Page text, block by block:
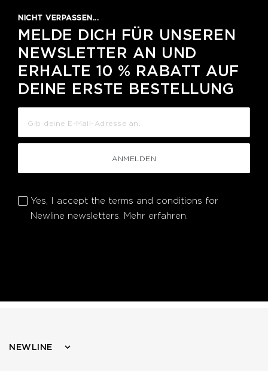
NICHT VERPASSEN...
MELDE DICH FÜR UNSEREN
NEWSLETTER AN UND
ERHALTE 10 % RABATT AUF
DEINE ERSTE BESTELLUNG
ANMELDEN
Yes, I accept the terms and conditions for
Newline newsletters. Mehr erfahren.
NEWLINE